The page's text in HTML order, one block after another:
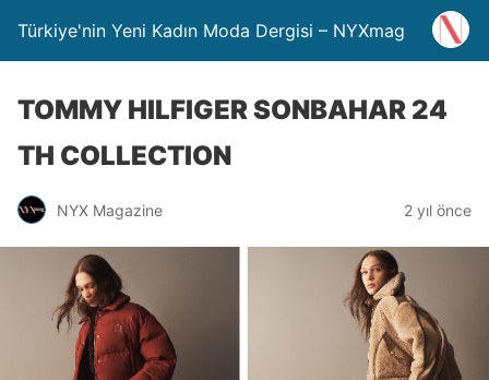
Türkiye'nin Yeni Kadın Moda Dergisi – NYXmag
TOMMY HILFIGER SONBAHAR 24
TH COLLECTION
NYX Magazine 2 yıl önce